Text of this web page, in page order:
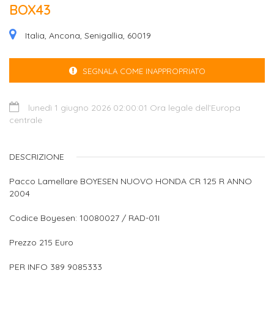
BOX43
Italia, Ancona, Senigallia, 60019
SEGNALA COME INAPPROPRIATO
lunedì 1 giugno 2026 02:00:01 Ora legale dell’Europa
centrale
DESCRIZIONE
Pacco Lamellare BOYESEN NUOVO HONDA CR 125 R ANNO
2004
Codice Boyesen: 10080027 / RAD-01I
Prezzo 215 Euro
PER INFO 389 9085333